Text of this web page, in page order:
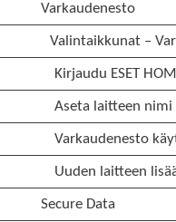
Varkaudenesto
Valintaikkunat –
Kirjaudu ESET
Aseta laitteen nimi
Varkaudenesto
Uuden laitteen
Secure Data